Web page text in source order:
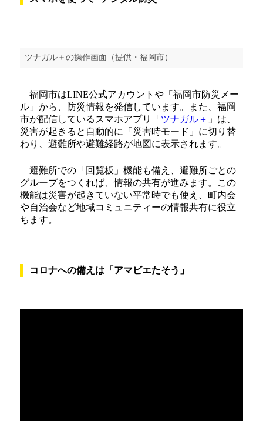
ツナガル＋の操作画面（提供・福岡市）
福岡市はLINE公式アカウントや「福岡市防災メー
ル」から、防災情報を発信しています。また、福岡
市が配信しているスマホアプリ「 ツナガル＋ 」は、
災害が起きると自動的に「災害時モード」に切り替
わり、避難所や避難経路が地図に表示されます。
避難所での「回覧板」機能も備え、避難所ごとの
グループをつくれば、情報の共有が進みます。この
機能は災害が起きていない平常時でも使え、町内会
や自治会など地域コミュニティーの情報共有に役立
ちます。
コロナへの備えは「アマビエたそう」